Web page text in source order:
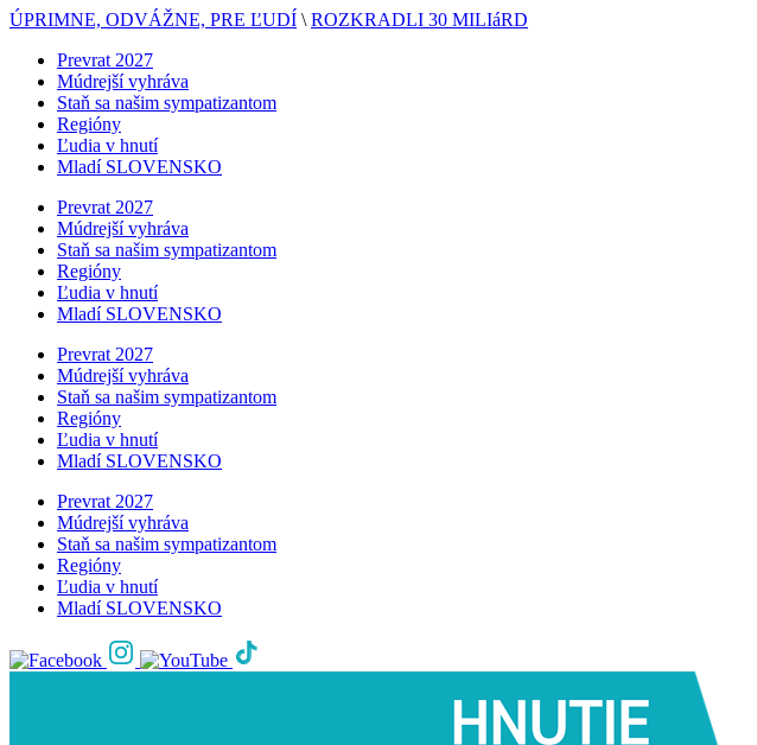
ÚPRIMNE, ODVÁŽNE, PRE ĽUDÍ \ ROZKRADLI 30 MILIáRD
Prevrat 2027
Múdrejší vyhráva
Staň sa našim sympatizantom
Regióny
Ľudia v hnutí
Mladí SLOVENSKO
Prevrat 2027
Múdrejší vyhráva
Staň sa našim sympatizantom
Regióny
Ľudia v hnutí
Mladí SLOVENSKO
Prevrat 2027
Múdrejší vyhráva
Staň sa našim sympatizantom
Regióny
Ľudia v hnutí
Mladí SLOVENSKO
Prevrat 2027
Múdrejší vyhráva
Staň sa našim sympatizantom
Regióny
Ľudia v hnutí
Mladí SLOVENSKO